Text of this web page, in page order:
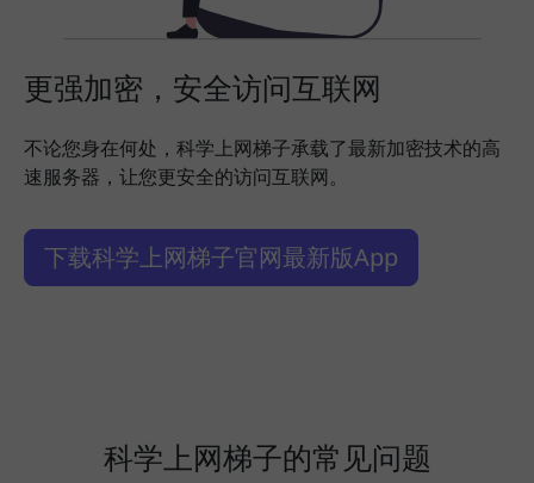
更强加密，安全访问互联网
不论您身在何处，科学上网梯子承载了最新加密技术的高
速服务器，让您更安全的访问互联网。
下载科学上网梯子官网最新版App
科学上网梯子的常见问题